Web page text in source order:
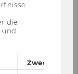
DSGVO -
Beweislast
Ansprüchen
die
Zweck